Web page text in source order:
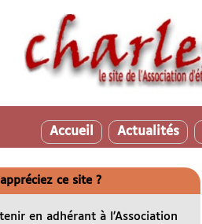
Accueil Actualités
ce site ?
en adhérant à l’Association